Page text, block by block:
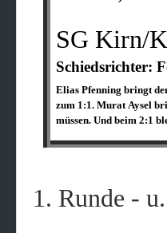
SG Kirn/
Schiedsrichter:
Elias Pfenning bringt
zum 1:1. Murat Aysel
müssen. Und beim 2:1
1. Runde -